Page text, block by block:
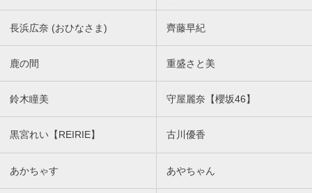
長浜広奈 (おひなさま) 齊藤早紀
鹿の間 重盛さと美
鈴木瞳美 守屋麗奈【櫻坂46】
黒宮れい【REIRIE】 古川優香
あかちゃす あやちゃん